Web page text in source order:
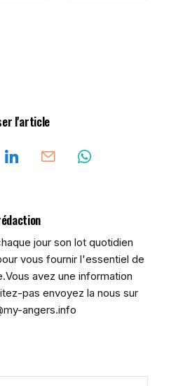
l'article
jour son lot quotidien
vous fournir l'essentiel de
avez une information
pas envoyez la nous sur
angers.info